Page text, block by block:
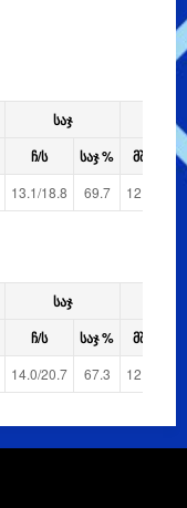
ᲡᲐᲯ
Ჩ/Ს ᲡᲐᲯ % ᲛᲨ ᲛᲓ
13.1/18.8 69.7 12.3
ᲡᲐᲯ
Ჩ/Ს ᲡᲐᲯ % ᲛᲨ
14.0/20.7 67.3 12.8